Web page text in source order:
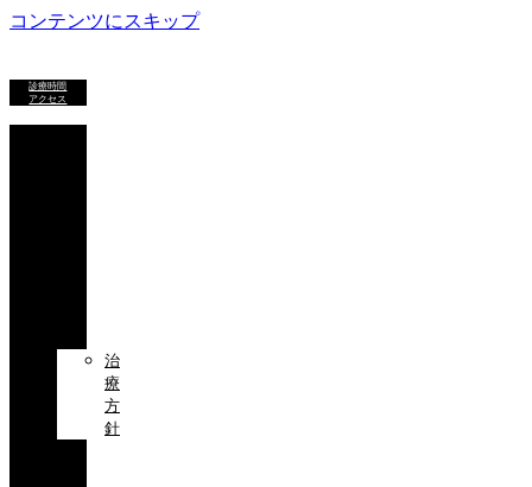
コンテンツにスキップ
診療時間
アクセス
治
療
方
針